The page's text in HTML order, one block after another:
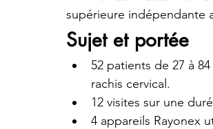
supérieure indépendante
Sujet et portée
52 patients de 27 à
rachis cervical.
12 visites sur une
4 appareils Rayonex